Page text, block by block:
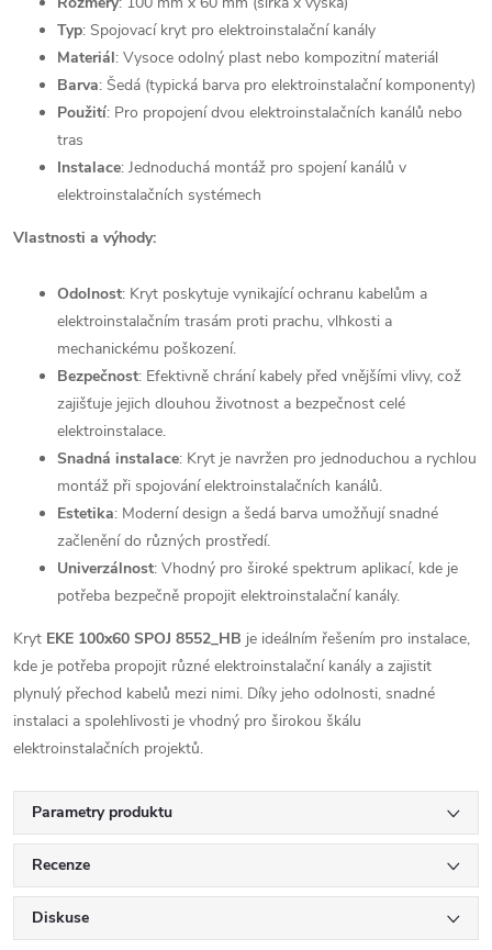
Typ: Spojovací kryt pro elektroinstalační kanály
Materiál: Vysoce odolný plast nebo kompozitní materiál
Barva: Šedá (typická barva pro elektroinstalační komponenty)
Použití: Pro propojení dvou elektroinstalačních kanálů nebo
tras
Instalace: Jednoduchá montáž pro spojení kanálů v
elektroinstalačních systémech
Vlastnosti a výhody:
Odolnost: Kryt poskytuje vynikající ochranu kabelům a
elektroinstalačním trasám proti prachu, vlhkosti a
mechanickému poškození.
Bezpečnost: Efektivně chrání kabely před vnějšími vlivy, což
zajišťuje jejich dlouhou životnost a bezpečnost celé
elektroinstalace.
Snadná instalace: Kryt je navržen pro jednoduchou a rychlou
montáž při spojování elektroinstalačních kanálů.
Estetika: Moderní design a šedá barva umožňují snadné
začlenění do různých prostředí.
Univerzálnost: Vhodný pro široké spektrum aplikací, kde je
potřeba bezpečně propojit elektroinstalační kanály.
Kryt EKE 100x60 SPOJ 8552_HB je ideálním řešením pro instalace,
kde je potřeba propojit různé elektroinstalační kanály a zajistit
plynulý přechod kabelů mezi nimi. Díky jeho odolnosti, snadné
instalaci a spolehlivosti je vhodný pro širokou škálu
elektroinstalačních projektů.
Parametry produktu
Recenze
Diskuse